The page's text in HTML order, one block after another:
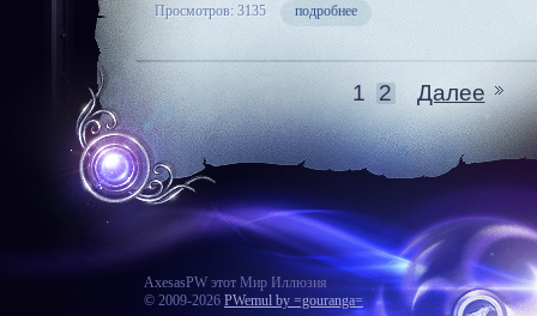
Просмотров: 3135 подробнее
1 2 Далее
AxesasPW этот Мир Иллюзия
© 2009-2026 PWemul by =gouranga=